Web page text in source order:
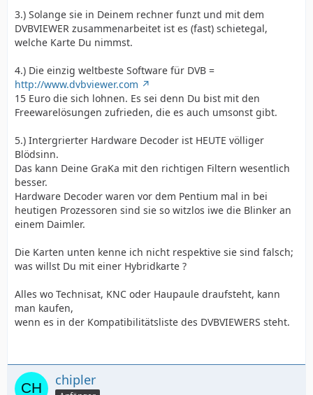
KNC ONE TV-Station DVB-T Plus (jedoch soll sie probs
bei der Installation mit Windows XP haben, und schon
nen älteres Modell sein)
Asus My Cinema-P7131H Dual
Pinnacle Systems PCTV Hybrid Pro 310i
Terratec Cinergy HT PCI
Hauppauge WinTV HVR-1300 (inkl. Hardeware-Encoder,
aber angeblich schlechte Software).
Für weitere Vorschläge bin ich gerne offen. Oder
schreibt mir einfach eure Erfahrungen.
Danke für eure Hilfe.
3.) Solange sie in Deinem rechner funzt und mit dem
DVBVIEWER zusammenarbeitet ist es (fast) schietegal,
welche Karte Du nimmst.
4.) Die einzig weltbeste Software für DVB =
http://www.dvbviewer.com
15 Euro die sich lohnen. Es sei denn Du bist mit den
Freewarelösungen zufrieden, die es auch umsonst gibt.
5.) Intergrierter Hardware Decoder ist HEUTE völliger
Blödsinn.
Das kann Deine GraKa mit den richtigen Filtern wesentlich
besser.
Hardware Decoder waren vor dem Pentium mal in bei
heutigen Prozessoren sind sie so witzlos iwe die Blinker an
einem Daimler.
Die Karten unten kenne ich nicht respektive sie sind falsch;
was willst Du mit einer Hybridkarte ?
Alles wo Technisat, KNC oder Haupaule draufsteht, kann
man kaufen,
wenn es in der Kompatibilitätsliste des DVBVIEWERS steht.
chipler